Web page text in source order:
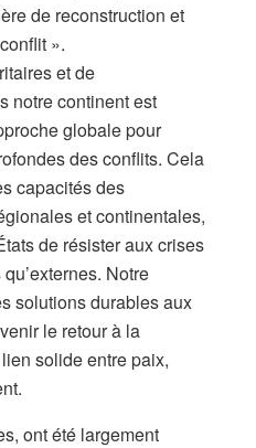
de reconstruction et
».
et de
notre continent est
globale pour
des conflits. Cela
capacités des
et continentales,
de résister aux crises
Notre
solutions durables aux
le retour à la
solide entre paix,
ont été largement